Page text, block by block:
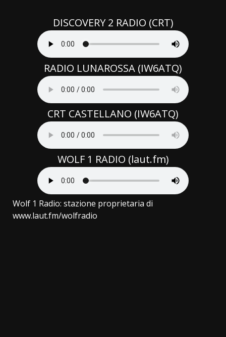
DISCOVERY 2 RADIO (CRT)
RADIO LUNAROSSA (IW6ATQ)
CRT CASTELLANO (IW6ATQ)
WOLF 1 RADIO (laut.fm)
Wolf 1 Radio: stazione proprietaria di
www.laut.fm/wolfradio